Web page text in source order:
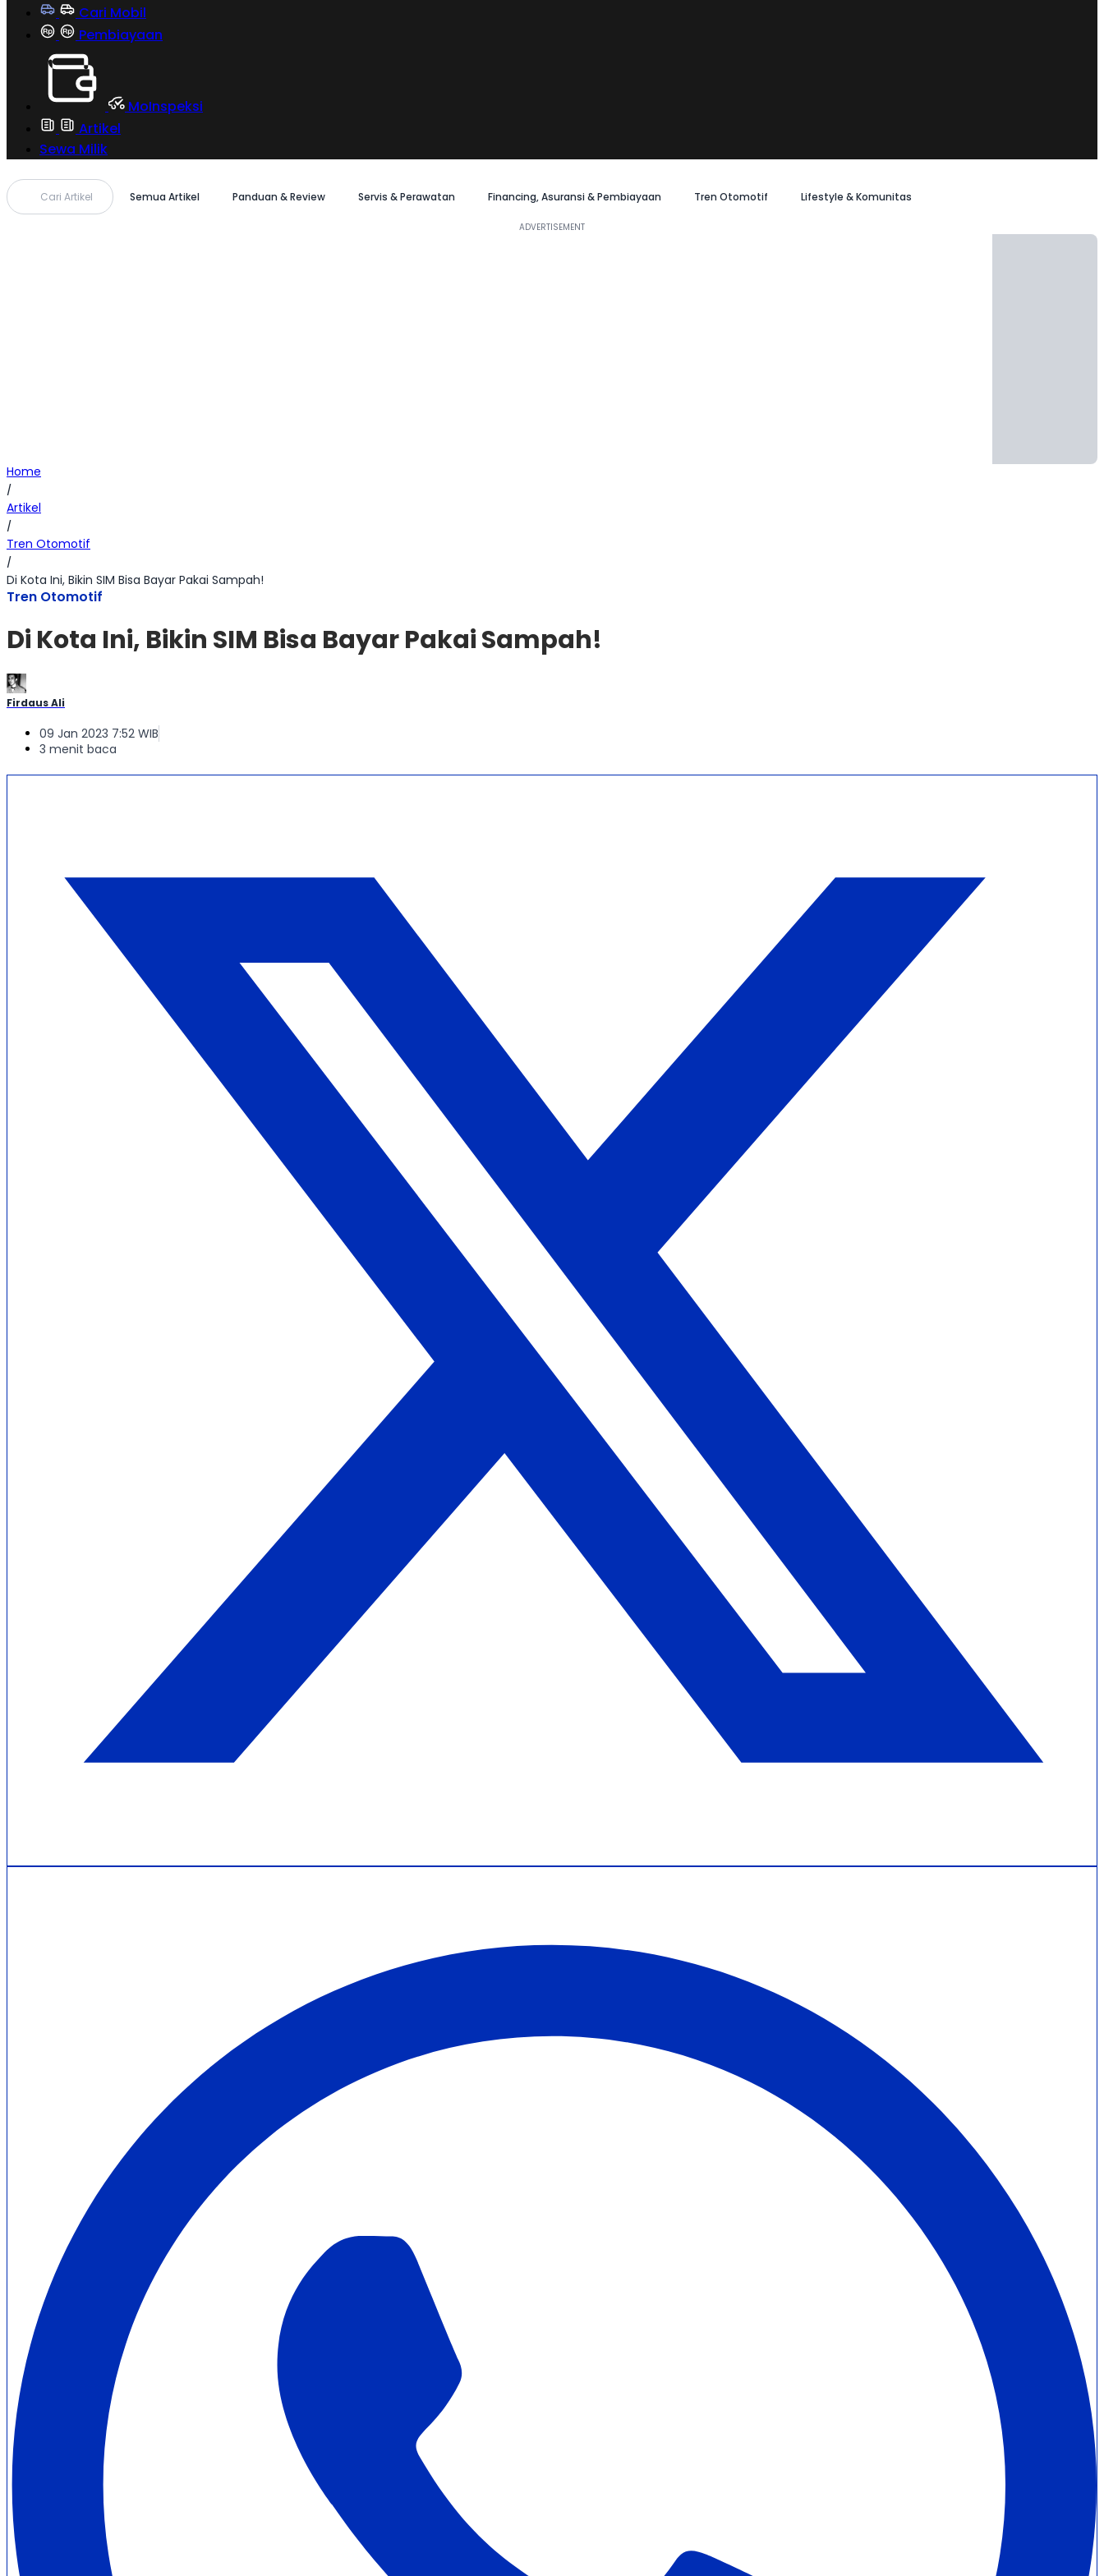
Cari Mobil
Pembiayaan
MoInspeksi
Artikel
Sewa Milik
Cari Artikel Semua Artikel Panduan & Review Servis & Perawatan Financing, Asuransi & Pembiayaan Tren Otomotif Lifestyle & Komunitas
Home
/
Artikel
/
Tren Otomotif
/
Di Kota Ini, Bikin SIM Bisa Bayar Pakai Sampah!
Tren Otomotif
Di Kota Ini, Bikin SIM Bisa Bayar Pakai Sampah!
Firdaus Ali
09 Jan 2023 7:52 WIB
3 menit baca